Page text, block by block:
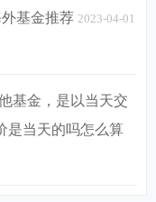
基金推荐 2023-04-01
基金，是以当天交
是当天的吗怎么算